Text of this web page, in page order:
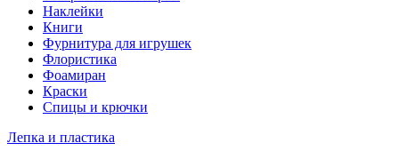
Наклейки
Книги
Фурнитура для игрушек
Флористика
Фоамиран
Краски
Спицы и крючки
Лепка и пластика